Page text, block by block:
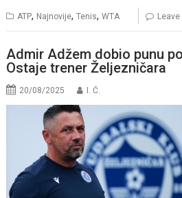
ATP, Najnovije,Tenis,WTA
Admir Adžem dobio punu
Ostaje trener Željezničara
20/08/2025 I. Ć.